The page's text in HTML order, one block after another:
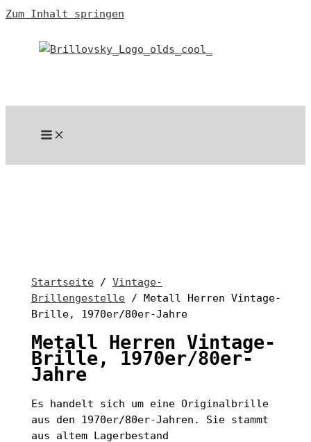
Zum Inhalt springen
Startseite /Vintage-
Brillengestelle / Metall Herren Vintage-
Brille, 1970er/80er-Jahre
Metall Herren Vintage-
Brille, 1970er/80er-
Jahre
Es handelt sich um eine Originalbrille
aus den 1970er/80er-Jahren. Sie stammt
aus altem Lagerbestand